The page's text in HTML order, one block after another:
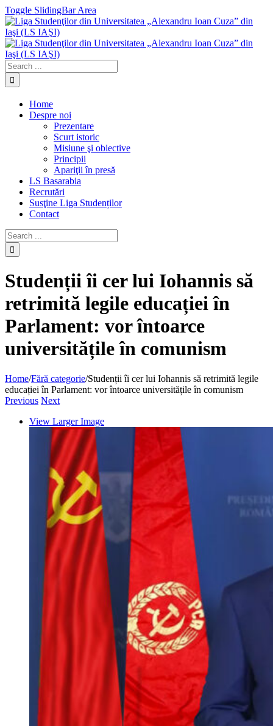
Toggle SlidingBar Area
Home
Despre noi
Prezentare
Scurt istoric
Misiune şi obiective
Principii
Apariţii în presă
LS Basarabia
Recrutări
Susţine Liga Studenților
Contact
Studenții îi cer lui Iohannis să
retrimită legile educației în
Parlament: vor întoarce
universitățile în comunism
Home/Fără categorie/Studenții îi cer lui Iohannis să retrimită legile
educației în Parlament: vor întoarce universitățile în comunism
Previous Next
View Larger Image